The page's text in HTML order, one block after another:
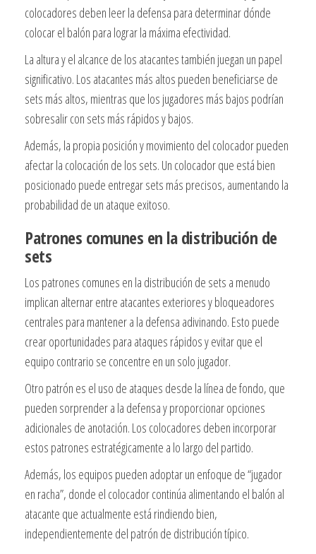
colocadores deben leer la defensa para determinar dónde
colocar el balón para lograr la máxima efectividad.
La altura y el alcance de los atacantes también juegan un papel
significativo. Los atacantes más altos pueden beneficiarse de
sets más altos, mientras que los jugadores más bajos podrían
sobresalir con sets más rápidos y bajos.
Además, la propia posición y movimiento del colocador pueden
afectar la colocación de los sets. Un colocador que está bien
posicionado puede entregar sets más precisos, aumentando la
probabilidad de un ataque exitoso.
Patrones comunes en la distribución de
sets
Los patrones comunes en la distribución de sets a menudo
implican alternar entre atacantes exteriores y bloqueadores
centrales para mantener a la defensa adivinando. Esto puede
crear oportunidades para ataques rápidos y evitar que el
equipo contrario se concentre en un solo jugador.
Otro patrón es el uso de ataques desde la línea de fondo, que
pueden sorprender a la defensa y proporcionar opciones
adicionales de anotación. Los colocadores deben incorporar
estos patrones estratégicamente a lo largo del partido.
Además, los equipos pueden adoptar un enfoque de “jugador
en racha”, donde el colocador continúa alimentando el balón al
atacante que actualmente está rindiendo bien,
independientemente del patrón de distribución típico.